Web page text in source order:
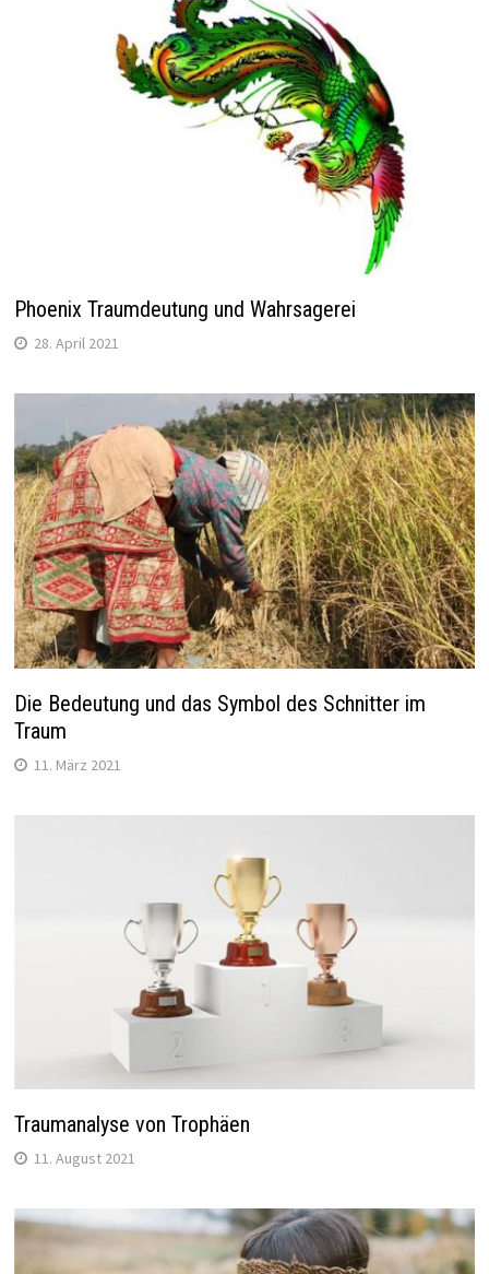
Phoenix Traumdeutung und Wahrsagerei
28. April 2021
Die Bedeutung und das Symbol des Schnitter im
Traum
11. März 2021
Traumanalyse von Trophäen
11. August 2021